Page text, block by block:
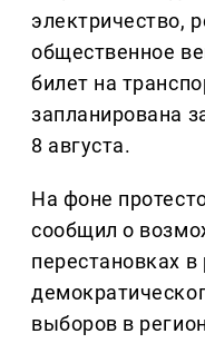
электричество,
общественное
билет на
запланирована
8 августа.
На фоне
сообщил о
перестановках в
выборов в